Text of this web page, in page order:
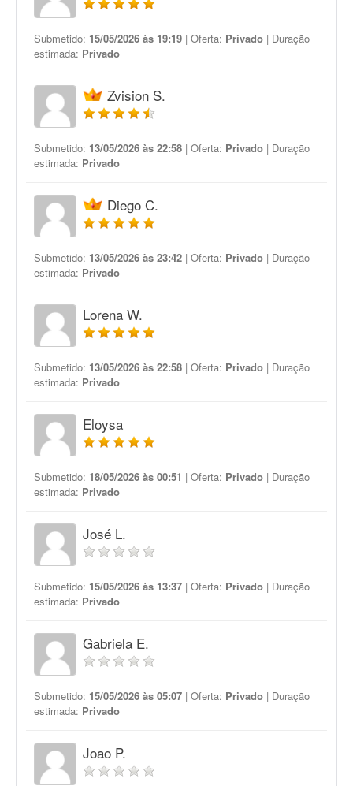
Submetido: 15/05/2026 às 19:19 | Oferta: Privado | Duração
estimada: Privado
Zvision S.
Submetido: 13/05/2026 às 22:58 | Oferta: Privado | Duração
estimada: Privado
Diego C.
Submetido: 13/05/2026 às 23:42 | Oferta: Privado | Duração
estimada: Privado
Lorena W.
Submetido: 13/05/2026 às 22:58 | Oferta: Privado | Duração
estimada: Privado
Eloysa
Submetido: 18/05/2026 às 00:51 | Oferta: Privado | Duração
estimada: Privado
José L.
Submetido: 15/05/2026 às 13:37 | Oferta: Privado | Duração
estimada: Privado
Gabriela E.
Submetido: 15/05/2026 às 05:07 | Oferta: Privado | Duração
estimada: Privado
Joao P.